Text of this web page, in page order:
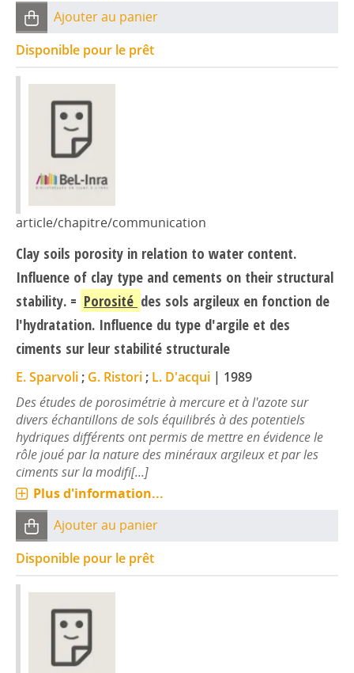
Ajouter au panier
Disponible pour le prêt
article/chapitre/communication
Clay soils porosity in relation to water content.
Influence of clay type and cements on their structural
stability. = Porosité des sols argileux en fonction de
l'hydratation. Influence du type d'argile et des
ciments sur leur stabilité structurale
E. Sparvoli ; G. Ristori ; L. D'acqui | 1989
Des études de porosimétrie à mercure et à l'azote sur
divers échantillons de sols équilibrés à des potentiels
hydriques différents ont permis de mettre en évidence le
rôle joué par la nature des minéraux argileux et par les
ciments sur la modifi[...]
Plus d'information...
Ajouter au panier
Disponible pour le prêt